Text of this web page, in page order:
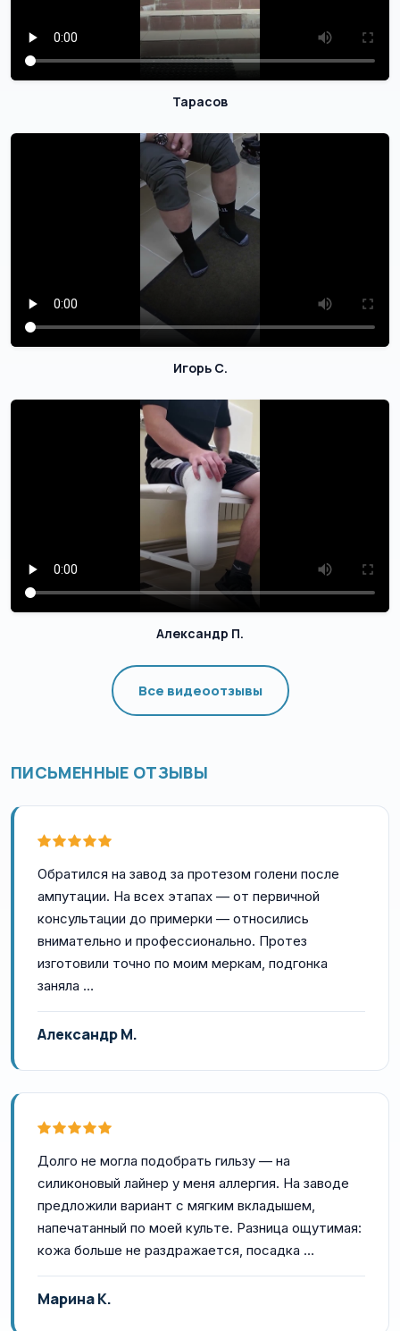
Тарасов
Игорь С.
Александр П.
Все видеоотзывы
ПИСЬМЕННЫЕ ОТЗЫВЫ
Обратился на завод за протезом голени после
ампутации. На всех этапах — от первичной
консультации до примерки — относились
внимательно и профессионально. Протез
изготовили точно по моим меркам, подгонка
заняла …
Александр М.
Долго не могла подобрать гильзу — на
силиконовый лайнер у меня аллергия. На заводе
предложили вариант с мягким вкладышем,
напечатанный по моей культе. Разница ощутимая:
кожа больше не раздражается, посадка …
Марина К.